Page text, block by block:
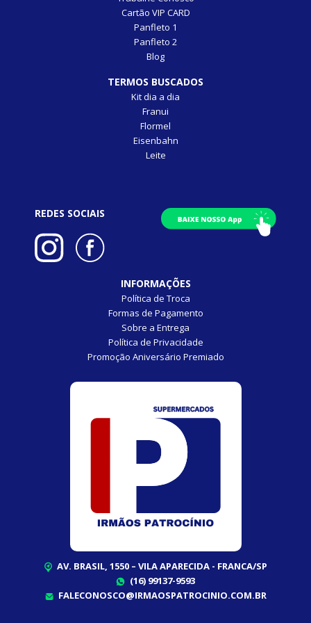
Cartão VIP CARD
Panfleto 1
Panfleto 2
Blog
TERMOS BUSCADOS
Kit dia a dia
Franui
Flormel
Eisenbahn
Leite
REDES SOCIAIS
INFORMAÇÕES
Política de Troca
Formas de Pagamento
Sobre a Entrega
Política de Privacidade
Promoção Aniversário Premiado
AV. BRASIL, 1550 – VILA APARECIDA - FRANCA/SP
(16) 99137-9593
FALECONOSCO@IRMAOSPATROCINIO.COM.BR